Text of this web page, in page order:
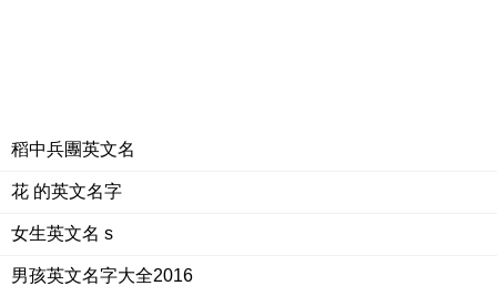
稻中兵團英文名
花 的英文名字
女生英文名 s
男孩英文名字大全2016